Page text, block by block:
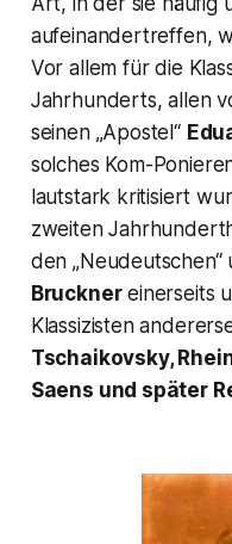
aufeinandertreffen,
Vor allem für die
Jahrhunderts, allen
seinen „Apostel“
solches Kom-
lautstark kritisiert
zweiten
den „Neudeutschen“
Brucknereinerseits
Klassizisten
Tschaikovsky,
Saens und später